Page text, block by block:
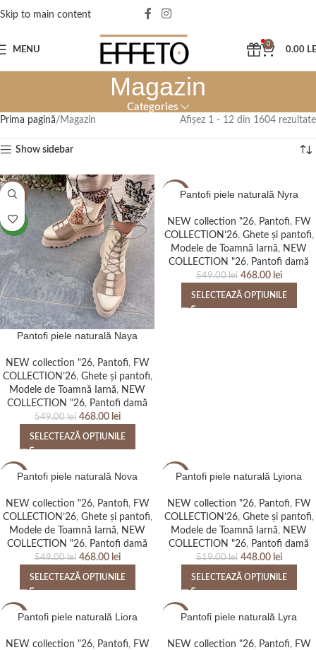
Skip to main content
MENU
0
0.00
Magazin
Categories
Prima pagină Magazin Afișez 1 - 12 din 1604 rezultate
Show sidebar
-15%
NEW
Pantofi piele naturală Naya
NEW collection "26, Pantofi, FW
COLLECTION’26, Ghete și pantofi,
Modele de Toamnă Iarnă, NEW
COLLECTION "26, Pantofi damă
549.00lei 468.00 lei
SELECTEAZĂ OPȚIUNILE
-15%
NEW
Pantofi piele naturală Nyra
NEW collection "26, Pantofi, FW
COLLECTION’26, Ghete și pantofi,
Modele de Toamnă Iarnă, NEW
COLLECTION "26, Pantofi damă
549.00lei 468.00 lei
SELECTEAZĂ OPȚIUNILE
-15%
NEW
Pantofi piele naturală Nova
NEW collection "26, Pantofi, FW
COLLECTION’26, Ghete și pantofi,
Modele de Toamnă Iarnă, NEW
COLLECTION "26, Pantofi damă
549.00lei 468.00 lei
SELECTEAZĂ OPȚIUNILE
-14%
NEW
Pantofi piele naturală Lyiona
NEW collection "26, Pantofi, FW
COLLECTION’26, Ghete și pantofi,
Modele de Toamnă Iarnă, NEW
COLLECTION "26, Pantofi damă
519.00lei 448.00 lei
SELECTEAZĂ OPȚIUNILE
-14%
NEW
Pantofi piele naturală Liora
NEW collection "26, Pantofi, FW
-14%
NEW
Pantofi piele naturală Lyra
NEW collection "26, Pantofi, FW